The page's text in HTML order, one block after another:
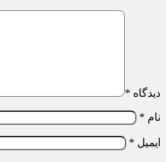
دیدگاه *
نام *
ایمیل *